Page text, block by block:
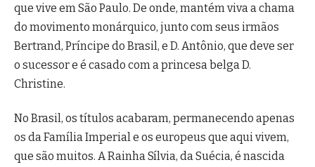
que vive em São Paulo. De onde, mantém viva a chama
do movimento monárquico, junto com seus irmãos
Bertrand, Príncipe do Brasil, e D. Antônio, que deve ser
o sucessor e é casado com a princesa belga D.
Christine.
No Brasil, os títulos acabaram, permanecendo apenas
os da Família Imperial e os europeus que aqui vivem,
que são muitos. A Rainha Sílvia, da Suécia, é nascida